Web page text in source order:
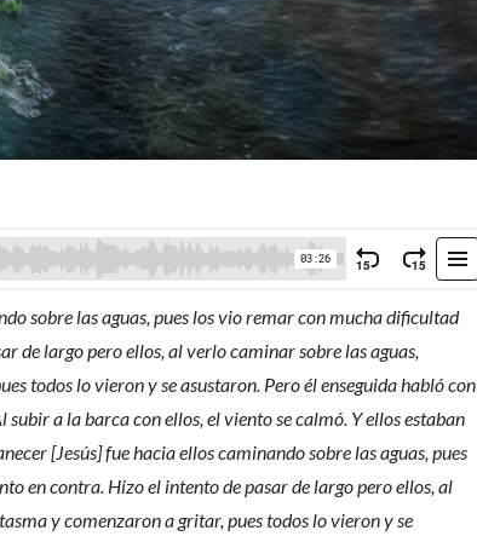
sobre las aguas, pues los vio remar con mucha dificultad
de largo pero ellos, al verlo caminar sobre las aguas,
todos lo vieron y se asustaron. Pero él enseguida habló con
a la barca con ellos, el viento se calmó. Y ellos estaban
[Jesús] fue hacia ellos caminando sobre las aguas, pues
en contra. Hizo el intento de pasar de largo pero ellos, al
y comenzaron a gritar, pues todos lo vieron y se